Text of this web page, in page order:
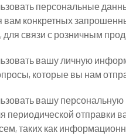
персональные
вам конкретных
для связи с розничным
вашу личную
которые вы нам
вашу персональную
периодической отправки
таких как